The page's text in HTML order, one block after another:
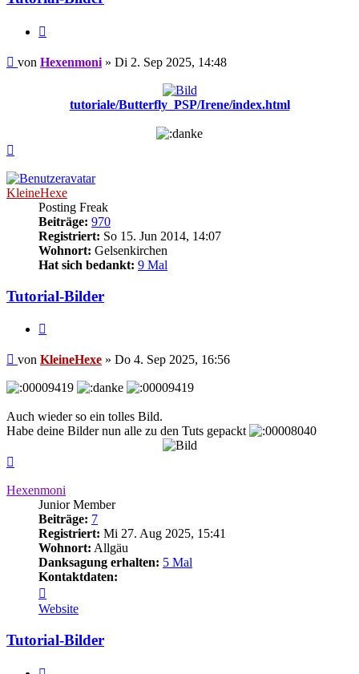
Beitrag
von Hexenmoni » Di 2. Sep 2025, 14:48
tutoriale/Butterfly_PSP/Irene/index.html
KleineHexe
Posting Freak
Beiträge: 970
Registriert: So 15. Jun 2014, 14:07
Wohnort: Gelsenkirchen
Hat sich bedankt: 9 Mal
Tutorial-Bilder
Beitrag
von KleineHexe » Do 4. Sep 2025, 16:56
Auch wieder so ein tolles Bild.
Habe deine Bilder nun alle zu den Tuts gepackt
Hexenmoni
Junior Member
Beiträge: 7
Registriert: Mi 27. Aug 2025, 15:41
Wohnort: Allgäu
Danksagung erhalten: 5 Mal
Kontaktdaten:
von
Website
Tutorial-Bilder